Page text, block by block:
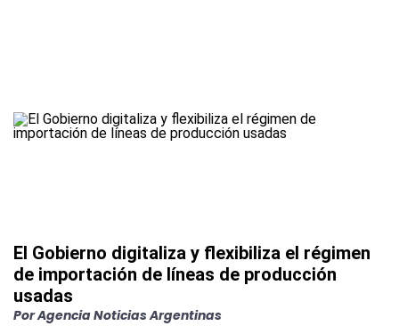
El Gobierno digitaliza y flexibiliza el régimen
de importación de líneas de producción
usadas
PorAgencia Noticias Argentinas